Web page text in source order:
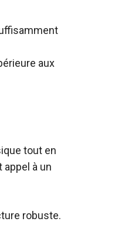
aux
tout en
à un
robuste.